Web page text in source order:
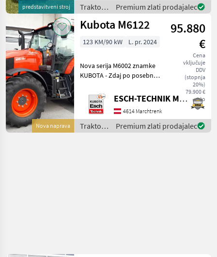
predstavitveni stroj
polnilnik z inte
Traktor /
Kubota
Premium zlati prodajalec
Nova naprava
Kubota M6122
95.880
€
Cena
vključuje
DDV
(stopnja
20%)
79.900 €
neto
123 KM/90 kW L. pr. 2024
Nova serija M6002 znamke
KUBOTA - Zdaj po posebni
valjni dizelski motor
KUBOTA s skupnim vodom
in 6, 1 l delovne
prostornine - 123 KM + 20
ESCH-TECHNIK Maschinenhandels GmbH, Marchtrenk
4614 Marchtrenk
Traktor /
Kubota
Premium zlati prodajalec